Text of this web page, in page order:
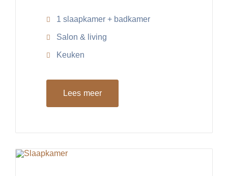
1 slaapkamer + badkamer
Salon & living
Keuken
Lees meer